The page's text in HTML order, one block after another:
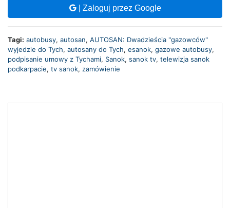
| Zaloguj przez Google
Tagi: autobusy, autosan, AUTOSAN: Dwadzieścia "gazowców"
wyjedzie do Tych, autosany do Tych, esanok, gazowe autobusy,
podpisanie umowy z Tychami, Sanok, sanok tv, telewizja sanok
podkarpacie, tv sanok, zamówienie